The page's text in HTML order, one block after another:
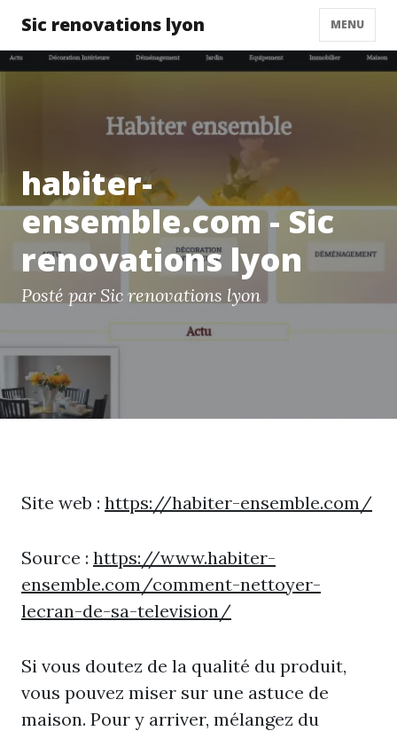
Sic renovations lyon MENU
habiter-
ensemble.com - Sic
renovations lyon
Posté par Sic renovations lyon
Site web : https://habiter-ensemble.com/
Source : https://www.habiter-
ensemble.com/comment-nettoyer-
lecran-de-sa-television/
Si vous doutez de la qualité du produit,
vous pouvez miser sur une astuce de
maison. Pour y arriver, mélangez du